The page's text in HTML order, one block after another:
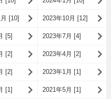
[10] 2023年10月 [12]
[5] 2023年7月 [4]
[2] 2023年4月 [2]
[2] 2023年1月 [1]
[1] 2021年5月 [1]